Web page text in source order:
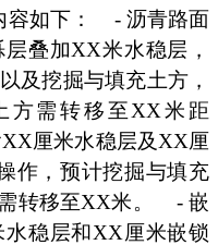
如下：
- 沥青路面
叠加XX米水稳层，
及挖掘与填充土方，
方需转移至XX米距
厘米水稳层及XX厘
作，预计挖掘与填充
转移至XX米。
- 嵌
稳层和XX厘米嵌锁